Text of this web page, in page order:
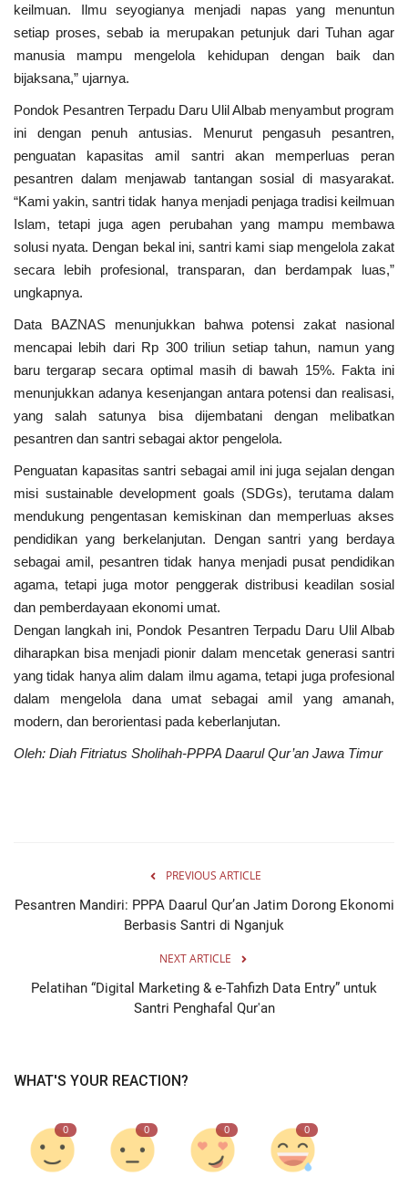
keilmuan. Ilmu seyogianya menjadi napas yang menuntun
setiap proses, sebab ia merupakan petunjuk dari Tuhan agar
manusia mampu mengelola kehidupan dengan baik dan
bijaksana,” ujarnya.
Pondok Pesantren Terpadu Daru Ulil Albab menyambut program
ini dengan penuh antusias. Menurut pengasuh pesantren,
penguatan kapasitas amil santri akan memperluas peran
pesantren dalam menjawab tantangan sosial di masyarakat.
“Kami yakin, santri tidak hanya menjadi penjaga tradisi keilmuan
Islam, tetapi juga agen perubahan yang mampu membawa
solusi nyata. Dengan bekal ini, santri kami siap mengelola zakat
secara lebih profesional, transparan, dan berdampak luas,”
ungkapnya.
Data BAZNAS menunjukkan bahwa potensi zakat nasional
mencapai lebih dari Rp 300 triliun setiap tahun, namun yang
baru tergarap secara optimal masih di bawah 15%. Fakta ini
menunjukkan adanya kesenjangan antara potensi dan realisasi,
yang salah satunya bisa dijembatani dengan melibatkan
pesantren dan santri sebagai aktor pengelola.
Penguatan kapasitas santri sebagai amil ini juga sejalan dengan
misi sustainable development goals (SDGs), terutama dalam
mendukung pengentasan kemiskinan dan memperluas akses
pendidikan yang berkelanjutan. Dengan santri yang berdaya
sebagai amil, pesantren tidak hanya menjadi pusat pendidikan
agama, tetapi juga motor penggerak distribusi keadilan sosial
dan pemberdayaan ekonomi umat.
Dengan langkah ini, Pondok Pesantren Terpadu Daru Ulil Albab
diharapkan bisa menjadi pionir dalam mencetak generasi santri
yang tidak hanya alim dalam ilmu agama, tetapi juga profesional
dalam mengelola dana umat sebagai amil yang amanah,
modern, dan berorientasi pada keberlanjutan.
Oleh: Diah Fitriatus Sholihah-PPPA Daarul Qur’an Jawa Timur
PREVIOUS ARTICLE
Pesantren Mandiri: PPPA Daarul Qur’an Jatim Dorong Ekonomi
Berbasis Santri di Nganjuk
NEXT ARTICLE
Pelatihan “Digital Marketing & e-Tahfizh Data Entry” untuk
Santri Penghafal Qur'an
WHAT'S YOUR REACTION?
0 0 0 0